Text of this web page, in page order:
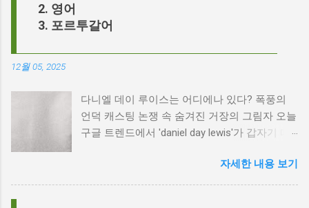
영어
포르투갈어
12월 05, 2025
다니엘 데이 루이스는 어디에나 있다? 폭풍의
언덕 캐스팅 논쟁 속 숨겨진 거장의 그림자 오늘
구글 트렌드에서 'daniel day lewis'가 갑자기 떠
이름이 왜 다시 사람들의 입에 오르내리는 걸까
요? 표면적으로는 마고 로비가 제작하고 주연을
자세한 내용 보기